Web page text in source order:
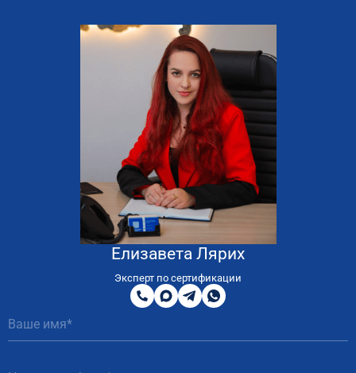
Елизавета Лярих
Эксперт по сертификации
8
800
200
51
MAXTelegram
WhatsApp